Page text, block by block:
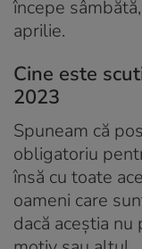
începe
aprilie.
Cine este
2023
Spuneam că
obligatoriu
însă cu toate
oameni care
dacă aceștia